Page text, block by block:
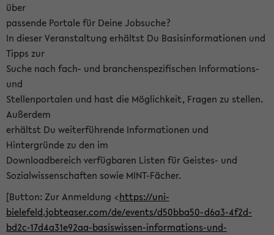
über
passende Portale für Deine Jobsuche?
In dieser Veranstaltung erhältst Du Basisinformationen und
Tipps zur
Suche nach fach- und branchenspezifischen Informations-
und
Stellenportalen und hast die Möglichkeit, Fragen zu stellen.
Außerdem
erhältst Du weiterführende Informationen und
Hintergründe zu den im
Downloadbereich verfügbaren Listen für Geistes- und
Sozialwissenschaften sowie MINT-Fächer.
[Button: Zur Anmeldung <https://uni-
bielefeld.jobteaser.com/de/events/d50bba50-d6a3-4f2d-
bd2c-17d4a31e92aa-basiswissen-informations-und-